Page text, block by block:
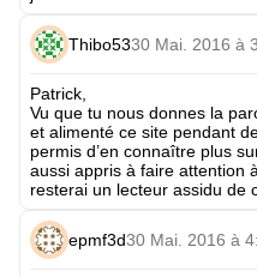
Thibo5330 Mai. 2016 à
Patrick,
Vu que tu nous donnes la
et alimenté ce site pendant
permis d’en connaître plus
aussi appris à faire attention
resterai un lecteur assidu de
epmf3d30 Mai. 2016 à